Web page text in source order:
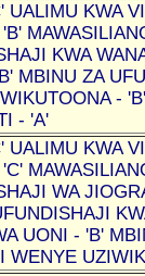
UALIMU KWA
KWA
MBINU ZA
-
- 'A'
UALIMU KWA
WA
UONI - 'B'
WENYE